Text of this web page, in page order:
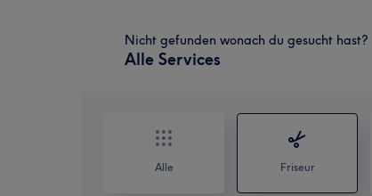
Nicht gefunden wonach du gesucht hast?
Alle Services
Alle Friseur